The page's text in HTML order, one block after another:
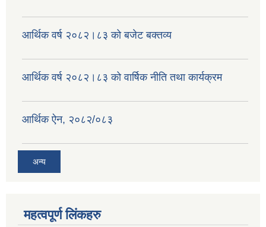
आर्थिक वर्ष २०८२।८३ को बजेट बक्तव्य
आर्थिक वर्ष २०८२।८३ को वार्षिक नीति तथा कार्यक्रम
आर्थिक ऐन, २०८२/०८३
अन्य
महत्वपूर्ण लिंकहरु